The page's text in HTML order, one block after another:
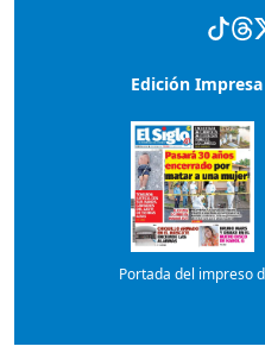
Edición Impresa
Portada del impreso